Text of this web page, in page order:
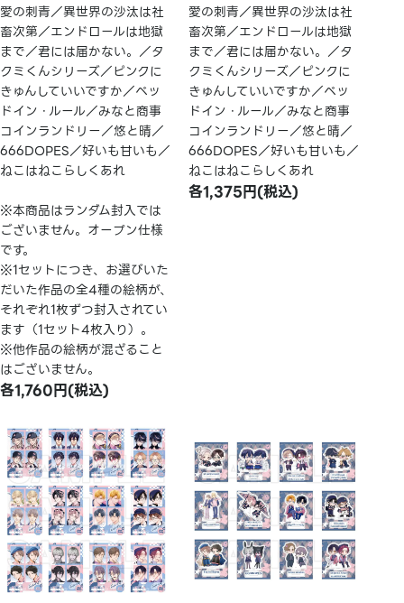
愛の刺青／異世界の沙汰は社
畜次第／エンドロールは地獄
まで／君には届かない。／タ
クミくんシリーズ／ピンクに
きゅんしていいですか／ベッ
ドイン・ルール／みなと商事
コインランドリー／悠と晴／
666DOPES／好いも甘いも／
ねこはねこらしくあれ
※本商品はランダム封入では
ございません。オープン仕様
です。
※1セットにつき、お選びいた
だいた作品の全4種の絵柄が、
それぞれ1枚ずつ封入されてい
ます（1セット4枚入り）。
※他作品の絵柄が混ざること
はございません。
各1,760円(税込)
愛の刺青／異世界の沙汰は社
畜次第／エンドロールは地獄
まで／君には届かない。／タ
クミくんシリーズ／ピンクに
きゅんしていいですか／ベッ
ドイン・ルール／みなと商事
コインランドリー／悠と晴／
666DOPES／好いも甘いも／
ねこはねこらしくあれ
各1,375円(税込)